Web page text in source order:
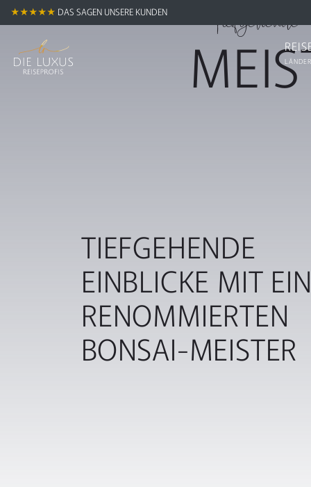
★★★★★ DAS SAGEN UNSERE KUNDEN
TIEFGEHENDE
EINBLICKE MIT
RENOMMIERTEN
BONSAI-MEISTER